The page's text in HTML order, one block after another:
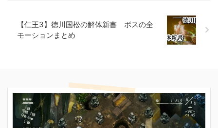
【仁王3】徳川国松の解体新書 ボスの全
モーションまとめ